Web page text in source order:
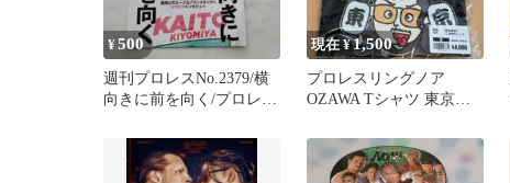
¥500
週刊プロレスNo.2379/横
向きに前を向く/プロレス
現在 ¥1,500
プロレスリングノア
OZAWA Tシャツ 東京限